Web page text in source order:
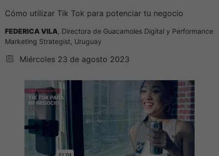
Cómo utilizar Tik Tok para potenciar tu negocio
FEDERICA VILA, Directora de Guacamoles Digital y Performance
Marketing Strategist, Uruguay
Miércoles 23 de agosto 2023